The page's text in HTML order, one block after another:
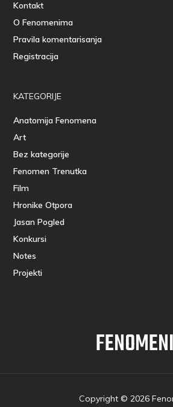
Kontakt
O Fenomenima
Pravila komentarisanja
Registracija
KATEGORIJE
Anatomija Fenomena
Art
Bez kategorije
Fenomen Trenutka
Film
Hronike Otpora
Jasan Pogled
Konkursi
Notes
Projekti
FENOMENI
Copyright © 2026